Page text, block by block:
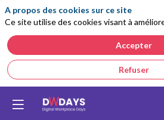
A propos des cookies sur ce site
Ce site utilise des cookies visant à
Accepter
Refuser